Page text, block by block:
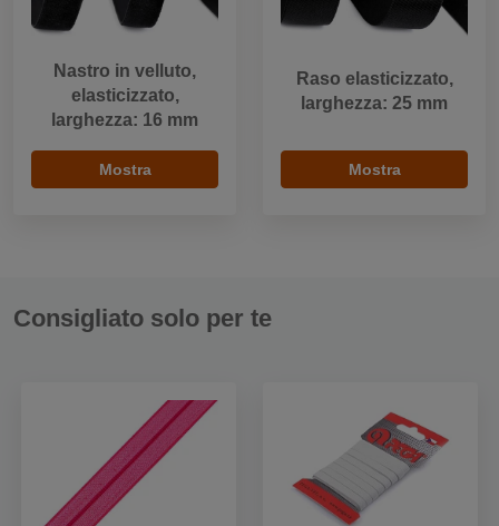
Nastro in velluto,
elasticizzato,
larghezza: 16 mm
Mostra
Raso elasticizzato,
larghezza: 25 mm
Mostra
Consigliato solo per te